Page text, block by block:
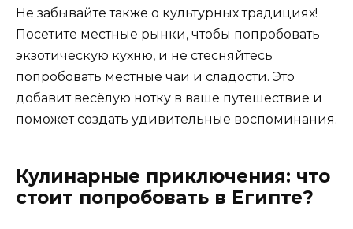
Не забывайте также о культурных традициях!
Посетите местные рынки, чтобы попробовать
экзотическую кухню, и не стесняйтесь
попробовать местные чаи и сладости. Это
добавит весёлую нотку в ваше путешествие и
поможет создать удивительные воспоминания.
Кулинарные приключения: что
стоит попробовать в Египте?